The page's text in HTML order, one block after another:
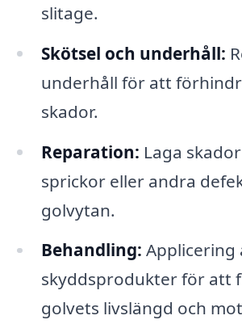
slitage.
Skötsel och underhåll:
underhåll för att
skador.
Reparation: Laga
sprickor eller andra
golvytan.
Behandling: Applicering
skyddsprodukter för att
golvets livslängd och